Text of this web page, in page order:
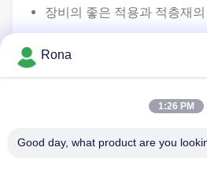
장비의 좋은 적용과 적층재
품이 소프트를 느끼거나 굳게
세정과 드라이 클리닝 성능
Rona
1:26 PM
Good day, what product are you